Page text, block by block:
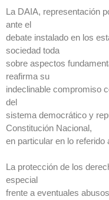
La DAIA, representación
ante el
debate instalado en los
sociedad toda
sobre aspectos
reafirma su
indeclinable compromiso
del
sistema democrático y
Constitución Nacional,
en particular en lo referido
La protección de los
especial
frente a eventuales